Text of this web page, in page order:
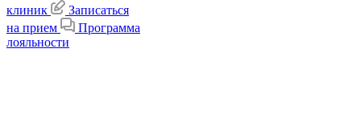
клиник
Записаться
на прием
Программа
лояльности